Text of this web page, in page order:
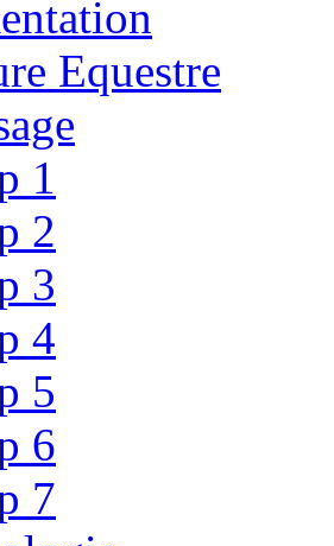
Equestre
1
2
3
4
5
6
7